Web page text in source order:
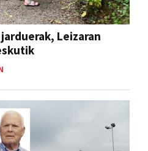
Leizaran